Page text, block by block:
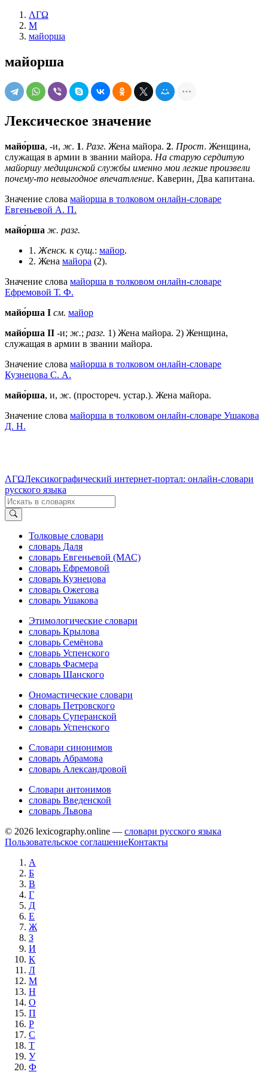
ΛΓΩ
М
майорша
майорша
Лексическое значение
майо́рша, -и, ж. 1. Разг. Жена майора. 2. Прост. Женщина,
служащая в армии в звании майора. На старую сердитую
майоршу медицинской службы именно мои легкие произвели
почему-то невыгодное впечатление. Каверин, Два капитана.
Значение слова майорша в толковом онлайн-словаре
Евгеньевой А. П.
майо́рша ж. разг.
1. Женск. к сущ.: майор.
2. Жена майора (2).
Значение слова майорша в толковом онлайн-словаре
Ефремовой Т. Ф.
майо́рша I см. майор
майо́рша II -и; ж.; разг. 1) Жена майора. 2) Женщина,
служащая в армии в звании майора.
Значение слова майорша в толковом онлайн-словаре
Кузнецова С. А.
майо́рша, и, ж. (простореч. устар.). Жена майора.
Значение слова майорша в толковом онлайн-словаре Ушакова
Д. Н.
ΛΓΩЛексикографический интернет-портал: онлайн-словари
русского языка
Толковые словари
словарь Даля
словарь Евгеньевой (МАС)
словарь Ефремовой
словарь Кузнецова
словарь Ожегова
словарь Ушакова
Этимологические словари
словарь Крылова
словарь Семёнова
словарь Успенского
словарь Фасмера
словарь Шанского
Ономастические словари
словарь Петровского
словарь Суперанской
словарь Успенского
Словари синонимов
словарь Абрамова
словарь Александровой
Словари антонимов
словарь Введенской
словарь Львова
© 2026 lexicography.online — словари русского языка
Пользовательское соглашениеКонтакты
А
Б
В
Г
Д
Е
Ж
З
И
К
Л
М
Н
О
П
Р
С
Т
У
Ф